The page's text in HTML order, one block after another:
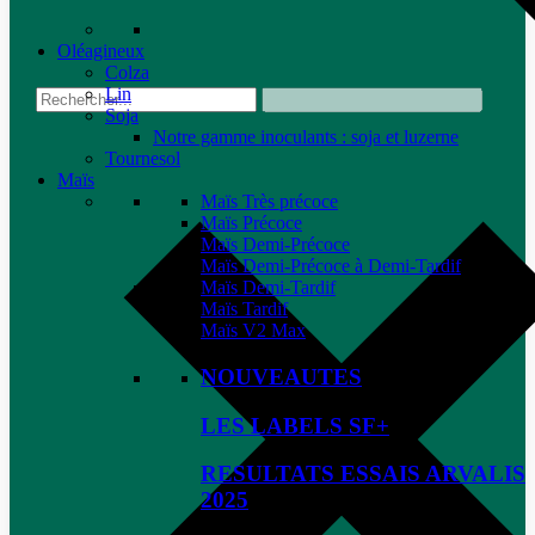
Oléagineux
Colza
Lin
Soja
Notre gamme inoculants : soja et luzerne
Tournesol
Maïs
Maïs Très précoce
Maïs Précoce
Maïs Demi-Précoce
Maïs Demi-Précoce à Demi-Tardif
Maïs Demi-Tardif
Maïs Tardif
Maïs V2 Max
NOUVEAUTES
LES LABELS SF+
RESULTATS ESSAIS ARVALIS
2025